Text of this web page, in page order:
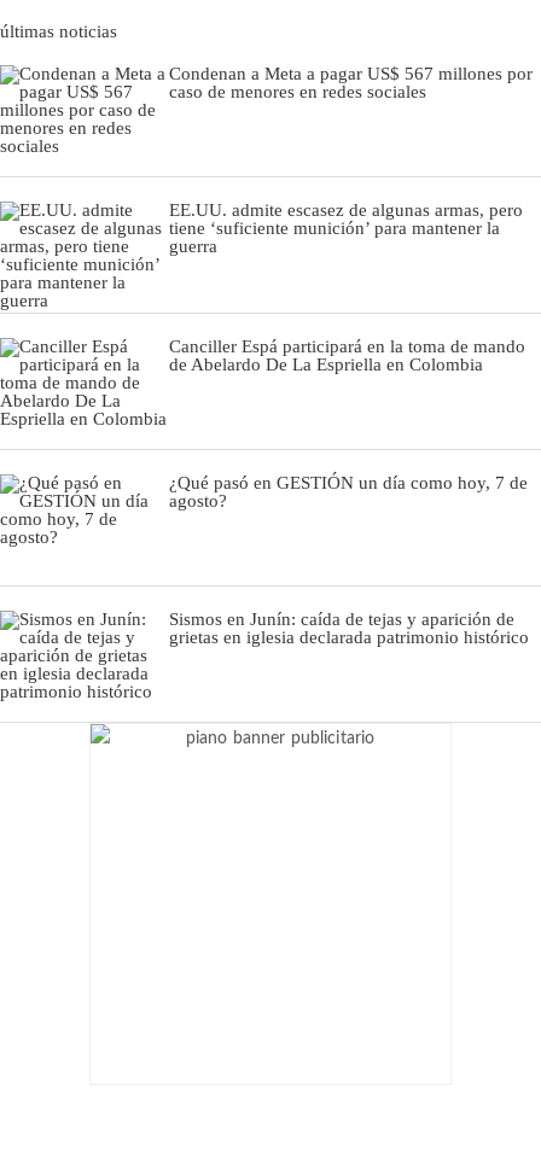
últimas noticias
Condenan a Meta a pagar US$ 567 millones por
caso de menores en redes sociales
EE.UU. admite escasez de algunas armas, pero
tiene ‘suficiente munición’ para mantener la
guerra
Canciller Espá participará en la toma de mando
de Abelardo De La Espriella en Colombia
¿Qué pasó en GESTIÓN un día como hoy, 7 de
agosto?
Sismos en Junín: caída de tejas y aparición de
grietas en iglesia declarada patrimonio histórico